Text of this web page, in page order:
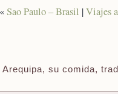
«Sao Paulo – Brasil |Viajes
Arequipa, su comida,